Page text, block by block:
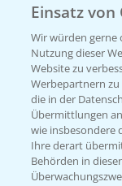
PRE -
Kontakt
Einsatz von
Wir würden gerne
Nutzung dieser
Website zu
Werbepartnern
die in der
Übermittlungen
wie insbesondere
Ihre derart
Behörden in